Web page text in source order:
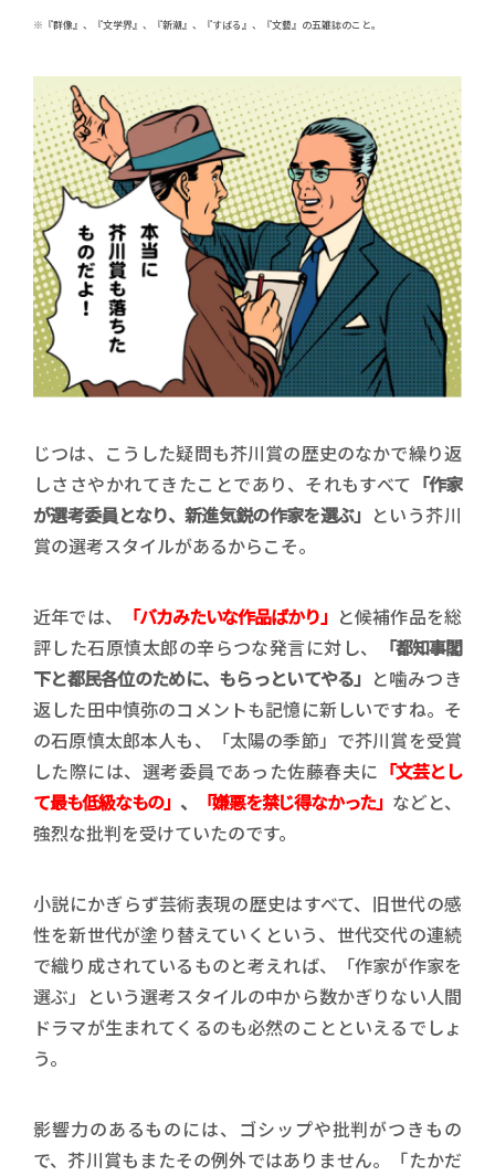
※『群像』、『文学界』、『新潮』、『すばる』、『文藝』の五雑誌のこと。
じつは、こうした疑問も芥川賞の歴史のなかで繰り返
しささやかれてきたことであり、それもすべて 「作家
が選考委員となり、新進気鋭の作家を選ぶ」 という芥川
賞の選考スタイルがあるからこそ。
近年では、 「バカみたいな作品ばかり」 と候補作品を総
評した石原慎太郎の辛らつな発言に対し、
「都知事閣
下と都民各位のために、もらっといてやる」 と噛みつき
返した田中慎弥のコメントも記憶に新しいですね。そ
の石原慎太郎本人も、「太陽の季節」で芥川賞を受賞
した際には、選考委員であった佐藤春夫に 「文芸とし
て最も低級なもの」 、 「嫌悪を禁じ得なかった」 などと、
強烈な批判を受けていたのです。
小説にかぎらず芸術表現の歴史はすべて、旧世代の感
性を新世代が塗り替えていくという、世代交代の連続
で織り成されているものと考えれば、「作家が作家を
選ぶ」という選考スタイルの中から数かぎりない人間
ドラマが生まれてくるのも必然のことといえるでしょ
う。
影響力のあるものには、ゴシップや批判がつきもの
で、芥川賞もまたその例外ではありません。「たかだ